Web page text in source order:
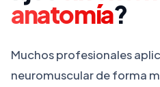
Formación
múltiples técnicas de
anatomía?
Muchos profesionales
neuromuscular de forma